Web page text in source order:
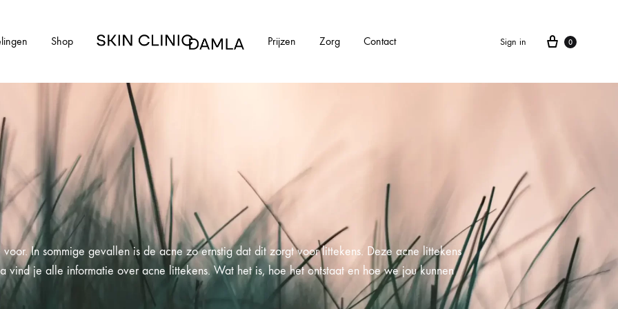
en schimmelnagels
Acne littekens
Couperose
Gerstekorrels
CarboXyneo
Dermapen 4
Eve M huidscan (Meitu huidscan)
Shop Prijzen Zorg Contact Sign in 0
In sommige gevallen is de acne zo ernstig dat dit zorgt voor littekens. Deze acne littekens
je alle informatie over acne littekens. Wat het is, hoe het ontstaat en hoe we jou kunnen